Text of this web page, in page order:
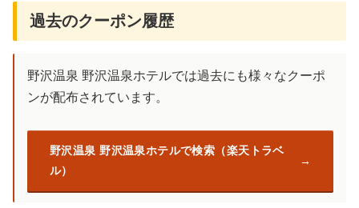
過去のクーポン履歴
野沢温泉 野沢温泉ホテルでは過去にも様々なクーポ
ンが配布されています。
野沢温泉 野沢温泉ホテルで検索（楽天トラベ
ル）